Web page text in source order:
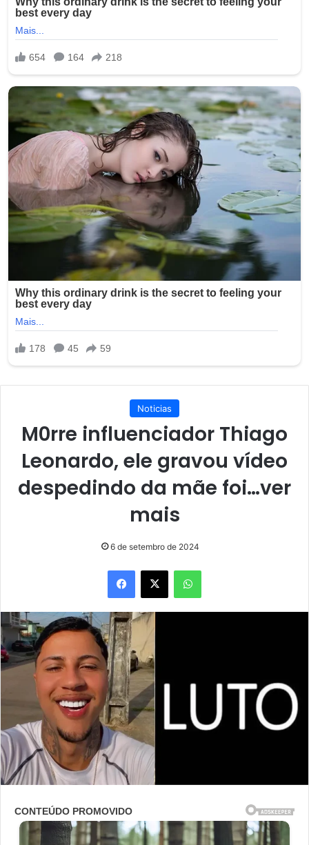
Noticias
M0rre influenciador Thiago
Leonardo, ele gravou vídeo
despedindo da mãe foi…ver
mais
6 de setembro de 2024
Facebook
X WhatsApp